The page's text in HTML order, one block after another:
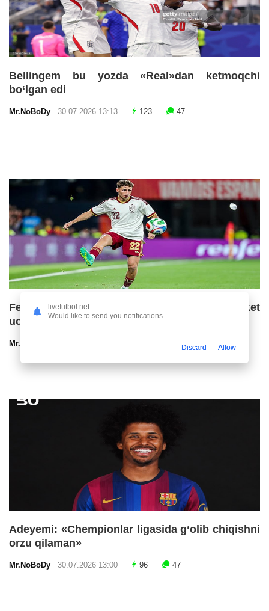
Bellingem bu yozda «Real»dan ketmoqchi
bo‘lgan edi
Mr.NoBoDy 30.07.2026 13:13 123 47
Fermin Lopes «Barselona»ning ketma-ket
uchinchi chempionlik imkoniyatlarini baholadi
Mr.NoBoDy
Adeyemi: «Chempionlar ligasida g‘olib chiqishni
orzu qilaman»
Mr.NoBoDy 30.07.2026 13:00 96 47
livefutbol.net
Would like to send you notifications
Discard Allow